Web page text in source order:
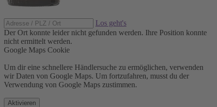
Los geht's
Der Ort konnte leider nicht gefunden werden. Ihre Position konnte
nicht ermittelt werden.
Google Maps Cookie
Um dir eine schnellere Händlersuche zu ermöglichen, verwenden
wir Daten von Google Maps. Um fortzufahren, musst du der
Verwendung von Google Maps zustimmen.
Aktivieren